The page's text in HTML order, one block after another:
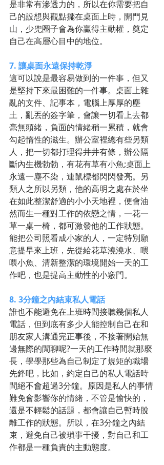
是非常有滲透力的，所以在你需要把自
己的設想與觀點擺在桌面上時，開門見
山，少兜圈子會為你贏得主動權，奠定
自己在高層心目中的地位。
7. 讓桌面永遠保持乾淨
這可以說是最容易做到的一件事，但又
是堅持下來最困難的一件事。桌面上雜
亂的文件、記事本，電腦上厚厚的塵
土，亂丟的簽字筆，會讓一切看上去都
毫無頭緒，負面的情緒稍一累積，就會
勾起惰性的滋生。辦公室裡總有些另類
人，把一切都打理得井井有條，辦公隔
斷內生機勃勃，有花有草有小魚;桌面上
永遠一塵不染，連鼠標都閃閃發亮。另
類人之所以另類，他的高明之處在於坐
在如此整潔舒適的小小天地裡，便會油
然而生一種對工作的依戀之情，一花一
草一桌一椅，都可激發他的工作狀態。
能把公司照看成小家的人，一定特別願
意提早來上班，先從給花草澆澆水、喂
喂小魚、清新整潔的環境開始一天的工
作吧，也是提高主動性的小竅門。
8. 3分鐘之內結束私人電話
誰也不能避免在上班時間接聽幾個私人
電話，但到底有多少人能控制自己在和
朋友家人溝通完正事後，不接著開始無
邊無際的閒聊呢?一天的工作時間就那麼
長，學學那些為自己制定了規矩的職場
先鋒吧，比如，約定自己的私人電話時
間絕不會超過3分鐘。原因是私人的事情
難免會影響你的情緒，不管是愉快的，
還是不輕鬆的話題，都會讓自己暫時脫
離工作的狀態。所以，在3分鐘之內結
束，避免自己被瑣事干擾，對自己和工
作都是一種負責的主動態度。